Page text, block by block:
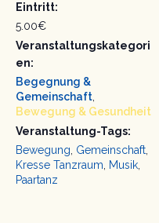
Eintritt:
5.00€
Veranstaltungskategori
en:
Begegnung &
Gemeinschaft,
Bewegung & Gesundheit
Veranstaltung-Tags:
Bewegung, Gemeinschaft,
Kresse Tanzraum, Musik,
Paartanz